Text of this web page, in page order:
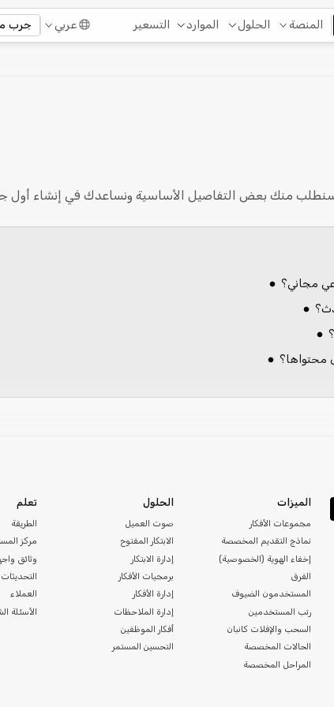
المنصة الحلول الموارد التسعير عربي جرب
سنطلب منك بعض التفاصيل الأساسية ونساعدك في إنشاء أول
مجاني؟
محتواها؟
الميزات
مجموعات الأفكار
نماذج التقديم المخصصة
إخفاء الهوية (الخصوصية)
الفرق
المستخدمون الضيوف
رتب المستخدمين
السحب والإفلات كانبان
الحالات المخصصة
المراحل المخصصة
الحلول
صوت العميل
الابتكار المفتوح
إدارة الابتكار
برمجيات الأفكار
إدارة الأفكار
إدارة الملاحظات
أفكار الموظفين
التحسين المستمر
تعلم
الطريقة
مركز
وثائق
التحديثات
العملاء
الأسئلة